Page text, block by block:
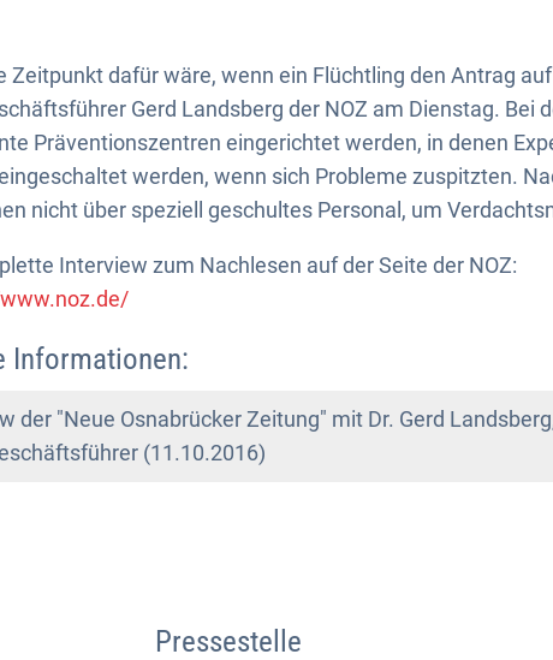
Zeitpunkt dafür wäre, wenn ein Flüchtling den Antrag
Gerd Landsberg der NOZ am Dienstag. Bei
Präventionszentren eingerichtet werden, in denen
werden, wenn sich Probleme zuspitzten.
nicht über speziell geschultes Personal, um
Interview zum Nachlesen auf der Seite der NOZ:
Informationen:
der "Neue Osnabrücker Zeitung" mit Dr. Gerd
(11.10.2016)
Pressestelle